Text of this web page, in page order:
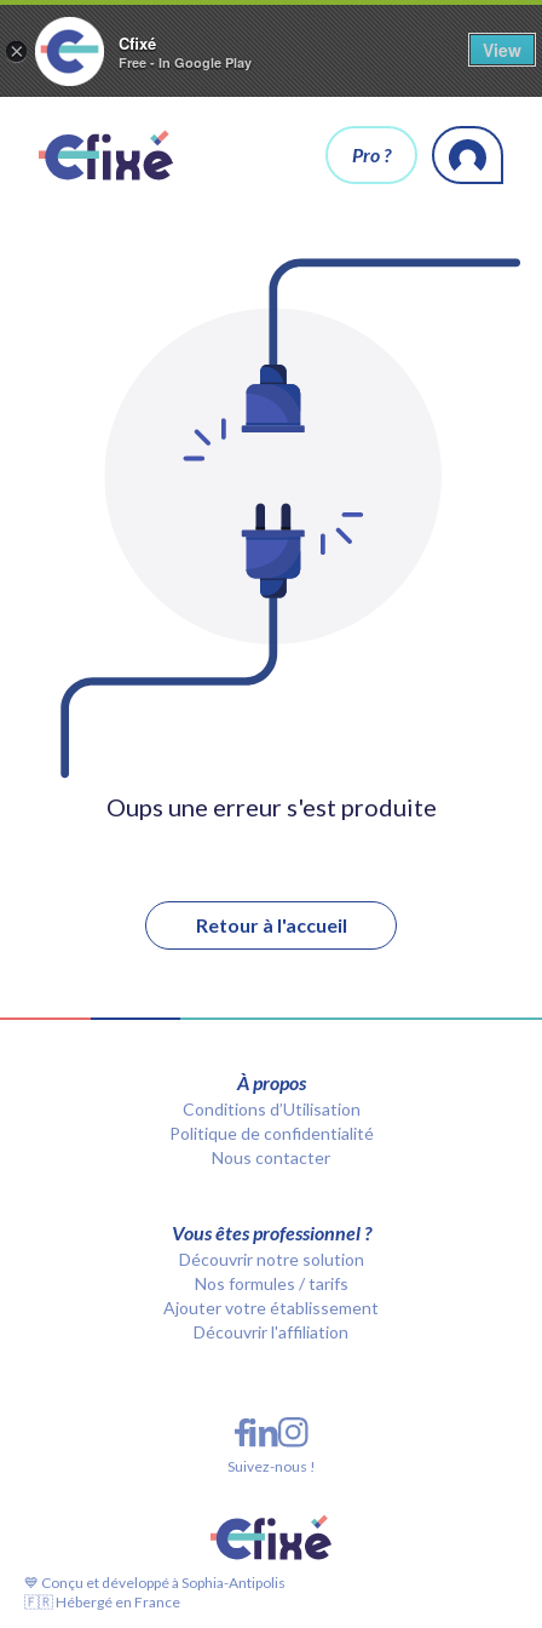
× Cfixé
Free - In Google Play
View
Pro ?
Oups une erreur s'est produite
Retour à l'accueil
À propos
Conditions d’Utilisation
Politique de confidentialité
Nous contacter
Vous êtes professionnel ?
Découvrir notre solution
Nos formules / tarifs
Ajouter votre établissement
Découvrir l'affiliation
💙 Conçu et développé à Sophia-Antipolis
🇫🇷 Hébergé en France
Suivez-nous !